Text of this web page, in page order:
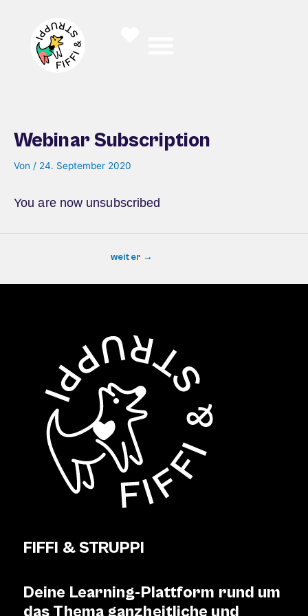
springen
Webinar Subscription
Von / 24. September 2020
You are now unsubscribed
weiter →
FIFFI & STRUPPI
Deine Learning-Plattform rund um
das Thema ganzheitliche und